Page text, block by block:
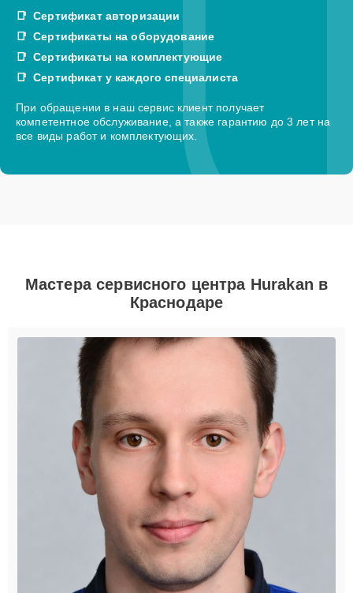
Сертификат авторизации
Сертификаты на оборудование
Сертификаты на комплектующие
Сертификат у каждого специалиста
При обращении в наш сервис клиент получает
компетентное обслуживание, а также гарантию до 3 лет на
все виды работ и комплектующих.
Мастера сервисного центра Hurakan в
Краснодаре